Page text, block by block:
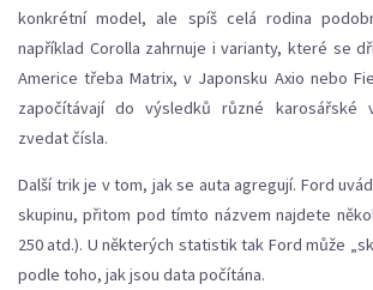
konkrétní model, ale spíš celá rodina
například Corolla zahrnuje i varianty, které se
Americe třeba Matrix, v Japonsku Axio nebo
započítávají do výsledků různé karosářské
zvedat čísla.
Další trik je v tom, jak se auta agregují. Ford
skupinu, přitom pod tímto názvem najdete
250 atd.). U některých statistik tak Ford může
podle toho, jak jsou data počítána.